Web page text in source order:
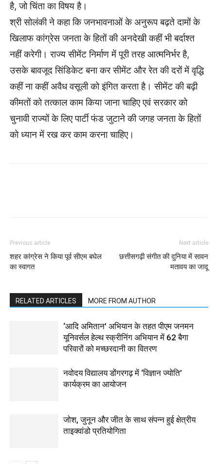
है, जो चिंता का विषय है।
श्री सोलंकी ने कहा कि जनभावनाओं के अनुरूप बढ़ते दामों के
खिलाफ कांग्रेस जनता के हितों की अनदेखी कहीं भी बर्दाश्त
नहीं करेगी। राज्य सीमेंट निर्माण में पूरी तरह आत्मनिर्भर है,
उसके बावजूद सिंडिकेट बना कर सीमेंट और रेत की दरों में वृद्धि
कहीं ना कहीं अवैध वसूली को इंगित करता है। सीमेंट की बढ़ी
कीमतों को तत्काल काम किया जाना चाहिए एवं सरकार को
चुनावी राज्यों के लिए पार्टी फंड जुटाने की जगह जनता के हितों
को ध्यान में रख कर काम करना चाहिए।
Previous article
शहर कांग्रेस ने किया पूर्व सीएम बघेल
का स्वागत
Next article
छत्तीसगढ़ी संगीत की दुनिया में सावन
मतावय का जादू
RELATED ARTICLES MORE FROM AUTHOR
‘आदि अमितान’ अभियान के तहत पीएम जनमन
यूनिवर्सल हेल्थ स्क्रीनिंग अभियान में 62 बैगा
परिवारों को मच्छरदानी का वितरण
नवोदय विद्यालय डोंगरगढ़ में ‘विज्ञान ज्योति’
कार्यक्रम का आयोजन
जोश, जुनून और जीत के साथ संपन्न हुई क्षेत्रीय
ताइक्वांडो प्रतियोगिता